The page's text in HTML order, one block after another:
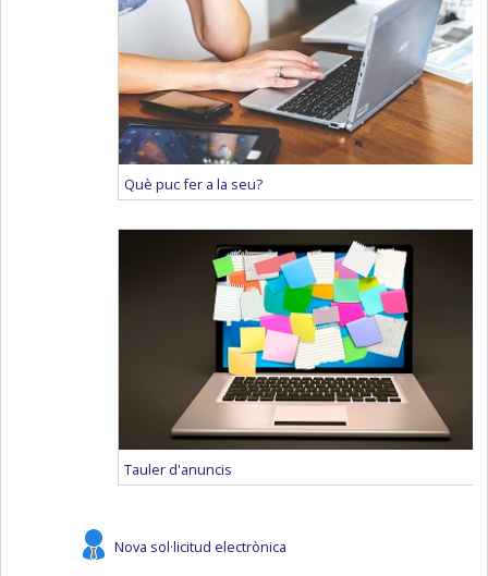
Què puc fer a la seu?
Tauler d'anuncis
Nova sol·licitud electrònica